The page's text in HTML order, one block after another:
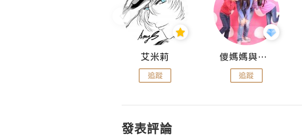
艾米莉
追蹤
儍媽媽與兩隻小魔怪之家
追蹤
發表評論